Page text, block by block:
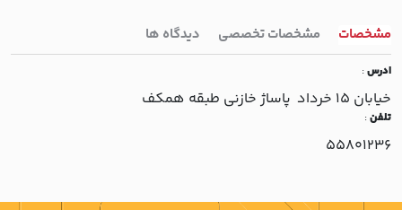
مشخصات مشخصات تخصصی دیدگاه ها
ادرس:
خيابان 15 خرداد پاساژ خازني طبقه همکف
تلفن:
55801236